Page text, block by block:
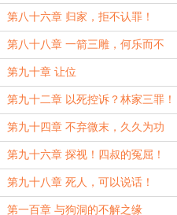
第八十六章 归家，拒不认罪！
第八十八章 一箭三雕，何乐而不
为？
第九十章 让位
第九十二章 以死控诉？林家三罪！
第九十四章 不弃微末，久久为功
第九十六章 探视！四叔的冤屈！
第九十八章 死人，可以说话！
第一百章 与狗洞的不解之缘